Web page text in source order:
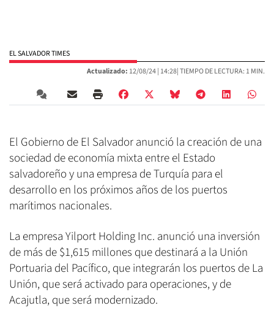
EL SALVADOR TIMES
Actualizado: 12/08/24 | 14:28| TIEMPO DE LECTURA: 1 MIN.
El Gobierno de El Salvador anunció la creación de una
sociedad de economía mixta entre el Estado
salvadoreño y una empresa de Turquía para el
desarrollo en los próximos años de los puertos
marítimos nacionales.
La empresa Yilport Holding Inc. anunció una inversión
de más de $1,615 millones que destinará a la Unión
Portuaria del Pacífico, que integrarán los puertos de La
Unión, que será activado para operaciones, y de
Acajutla, que será modernizado.